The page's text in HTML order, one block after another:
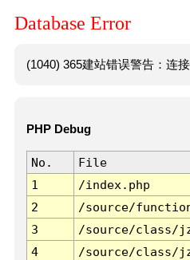
Database Error
(1040) 365建站错误警告：连
PHP Debug
No. File
1
/index.php
2
/source/
3
/source/class/
4
/source/class/